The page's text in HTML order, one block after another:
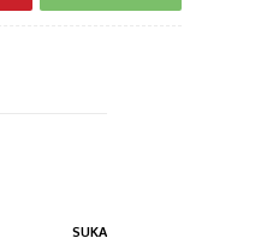
SUKA